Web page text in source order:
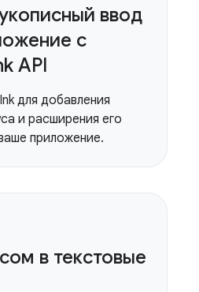
ввод
с
API
для добавления
и расширения его
приложение.
в текстовые